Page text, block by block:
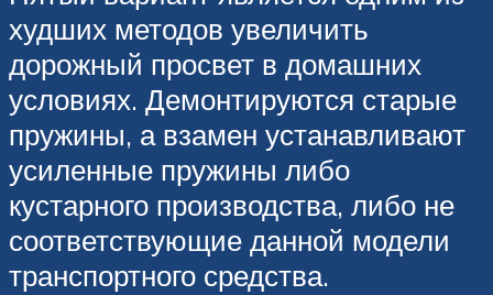
худших методов увеличить
дорожный просвет в домашних
условиях. Демонтируются старые
пружины, а взамен устанавливают
усиленные пружины либо
кустарного производства, либо не
соответствующие данной модели
транспортного средства.